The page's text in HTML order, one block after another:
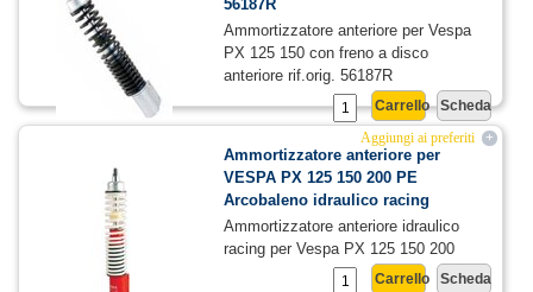
56187R
Ammortizzatore anteriore per Vespa
PX 125 150 con freno a disco
anteriore rif.orig. 56187R
Scheda
Carrello
+
Aggiungi ai preferiti
Ammortizzatore anteriore per
VESPA PX 125 150 200 PE
Arcobaleno idraulico racing
Ammortizzatore anteriore idraulico
racing per Vespa PX 125 150 200
Scheda
Carrello